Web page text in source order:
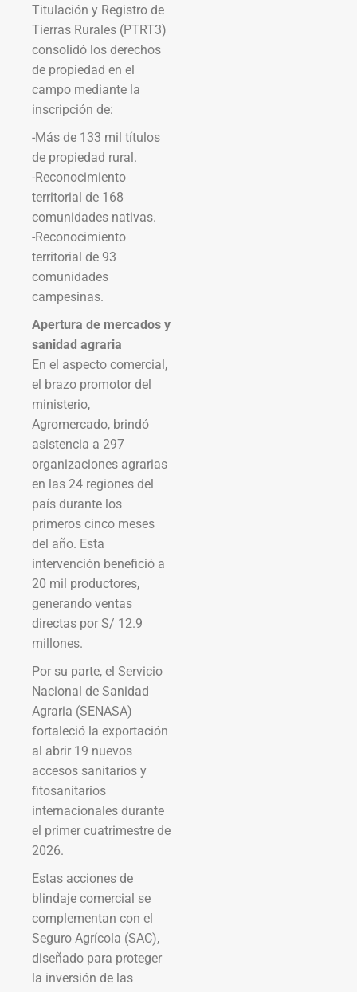
Titulación y Registro de
Tierras Rurales (PTRT3)
consolidó los derechos
de propiedad en el
campo mediante la
inscripción de:
-Más de 133 mil títulos
de propiedad rural.
-Reconocimiento
territorial de 168
comunidades nativas.
-Reconocimiento
territorial de 93
comunidades
campesinas.
Apertura de mercados y
sanidad agraria
En el aspecto comercial,
el brazo promotor del
ministerio,
Agromercado, brindó
asistencia a 297
organizaciones agrarias
en las 24 regiones del
país durante los
primeros cinco meses
del año. Esta
intervención benefició a
20 mil productores,
generando ventas
directas por S/ 12.9
millones.
Por su parte, el Servicio
Nacional de Sanidad
Agraria (SENASA)
fortaleció la exportación
al abrir 19 nuevos
accesos sanitarios y
fitosanitarios
internacionales durante
el primer cuatrimestre de
2026.
Estas acciones de
blindaje comercial se
complementan con el
Seguro Agrícola (SAC),
diseñado para proteger
la inversión de las